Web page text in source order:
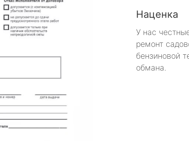
Наценка
У нас
ремонт
бензиновой
обмана.